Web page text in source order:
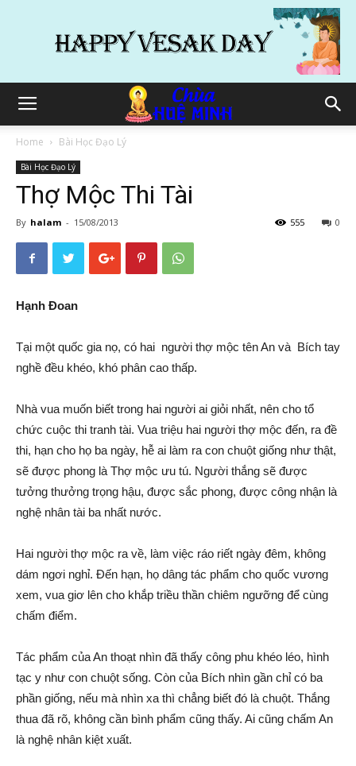
Home Bài Học Đạo Lý
Bài Học Đạo Lý
Thợ Mộc Thi Tài
By halam - 15/08/2013 0
555
Hạnh Đoan
Tại một quốc gia nọ, có hai người thợ mộc tên An và Bích tay
nghề đều khéo, khó phân cao thấp.
Nhà vua muốn biết trong hai người ai giỏi nhất, nên cho tổ
chức cuộc thi tranh tài. Vua triệu hai người thợ mộc đến, ra đề
thi, hạn cho họ ba ngày, hễ ai làm ra con chuột giống như thật,
sẽ được phong là Thợ mộc ưu tú. Người thắng sẽ được
tưởng thưởng trọng hậu, được sắc phong, được công nhận là
nghệ nhân tài ba nhất nước.
Hai người thợ mộc ra về, làm việc ráo riết ngày đêm, không
dám ngơi nghỉ. Đến hạn, họ dâng tác phẩm cho quốc vương
xem, vua giơ lên cho khắp triều thần chiêm ngưỡng để cùng
chấm điểm.
Tác phẩm của An thoạt nhìn đã thấy công phu khéo léo, hình
tạc y như con chuột sống. Còn của Bích nhìn gần chỉ có ba
phần giống, nếu mà nhìn xa thì chẳng biết đó là chuột. Thắng
thua đã rõ, không cần bình phẩm cũng thấy. Ai cũng chấm An
là nghệ nhân kiệt xuất.